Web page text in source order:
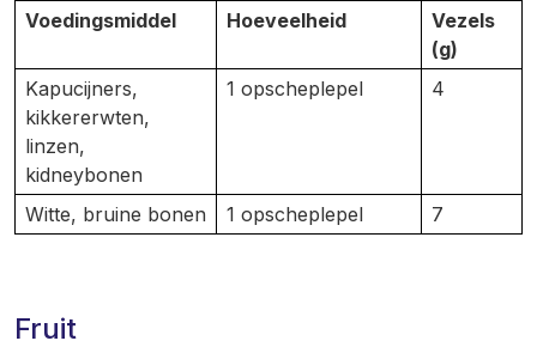
Voedingsmiddel Hoeveelheid
Vezels
(g)
Kapucijners,
kikkererwten,
linzen,
kidneybonen
1 opscheplepel 4
Witte, bruine bonen 1 opscheplepel 7
Fruit